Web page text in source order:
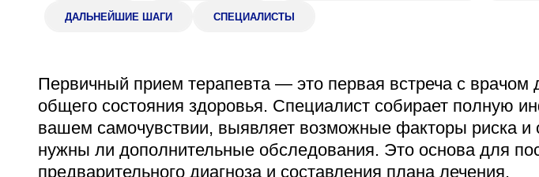
Суббота 08:00–16:00
Регистратура
ДАЛЬНЕЙШИЕ ШАГИ СПЕЦИАЛИСТЫ
Первичный прием терапевта — это первая встреча с врачом
общего состояния здоровья. Специалист собирает полную
вашем самочувствии, выявляет возможные факторы риска и
нужны ли дополнительные обследования. Это основа для
предварительного диагноза и составления плана лечения.